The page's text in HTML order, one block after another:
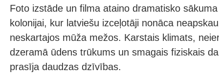
Foto izstāde un filma ataino dramatisko
kolonijai, kur latviešu izceļotāji nonāca
neskartajos mūža mežos. Karstais klimats,
dzeramā ūdens trūkums un smagais fiziskais
prasīja daudzas dzīvības.